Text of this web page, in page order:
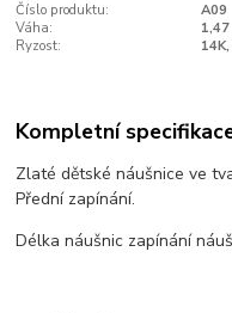
Číslo produktu:
A09
Váha:
1,47
Ryzost:
Kompletní
Zlaté dětské náušnice ve
Přední zapínání.
Délka náušnic zapínání